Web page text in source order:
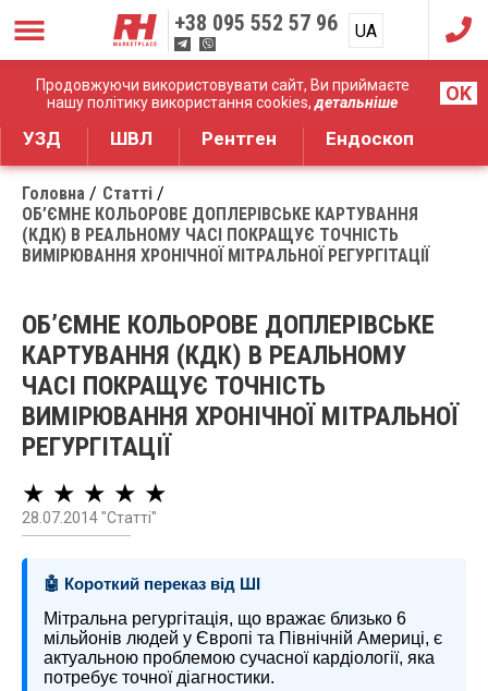
Продовжуючи використовувати сайт, Ви приймаєте
нашу політику використання cookies,детальніше OK
+38 095 552 57 96 UA
RU
Дистрибуція медичного обладнання
УЗД ШВЛ Рентген Ендоскоп
Головна
Статті
ОБ’ЄМНЕ КОЛЬОРОВЕ ДОПЛЕРІВСЬКЕ КАРТУВАННЯ
(КДК) В РЕАЛЬНОМУ ЧАСІ ПОКРАЩУЄ ТОЧНІСТЬ
ВИМІРЮВАННЯ ХРОНІЧНОЇ МІТРАЛЬНОЇ РЕГУРГІТАЦІЇ
ОБ’ЄМНЕ КОЛЬОРОВЕ ДОПЛЕРІВСЬКЕ
КАРТУВАННЯ (КДК) В РЕАЛЬНОМУ
ЧАСІ ПОКРАЩУЄ ТОЧНІСТЬ
ВИМІРЮВАННЯ ХРОНІЧНОЇ МІТРАЛЬНОЇ
РЕГУРГІТАЦІЇ
★ ★ ★ ★ ★
28.07.2014 "Статті"
🤖 Короткий переказ від ШІ
Мітральна регургітація, що вражає близько 6
мільйонів людей у Європі та Північній Америці, є
актуальною проблемою сучасної кардіології, яка
потребує точної діагностики.